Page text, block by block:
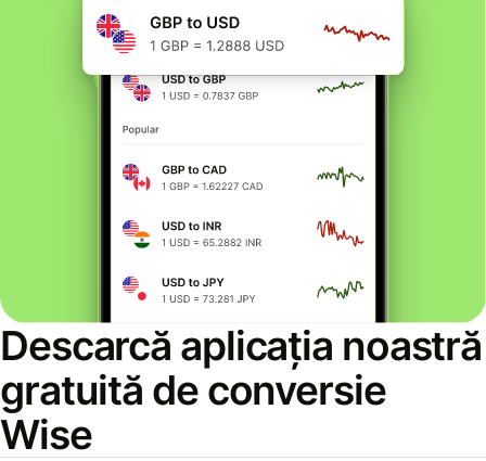
Descarcă aplicația noastră
gratuită de conversie
Wise